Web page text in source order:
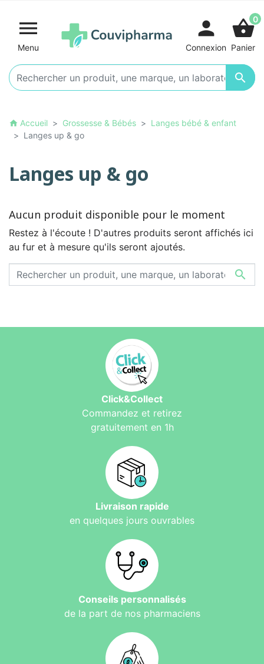

Menu

person
Connexion
shopping_basket0
Panier
home Accueil Grossesse & Bébés
Langes bébé & enfant
Langes up & go
Langes up & go
Aucun produit disponible pour le moment
Restez à l'écoute ! D'autres produits seront affichés ici
au fur et à mesure qu'ils seront ajoutés.

Click&Collect
Commandez et retirez
gratuitement en 1h
Livraison rapide
en quelques jours ouvrables
Conseils personnalisés
de la part de nos pharmaciens